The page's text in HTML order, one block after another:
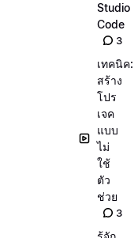
Studio
Code
3
เทคนิค:
สร้าง
โปร
เจค
แบบ
ไม่
ใช้
ตัว
ช่วย
3